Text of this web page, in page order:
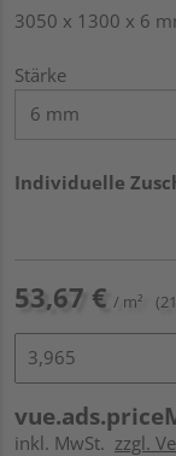
3050 x 1300 x 6
Stärke
Individuelle
53,67 € / m²
inkl. MwSt. zzgl.